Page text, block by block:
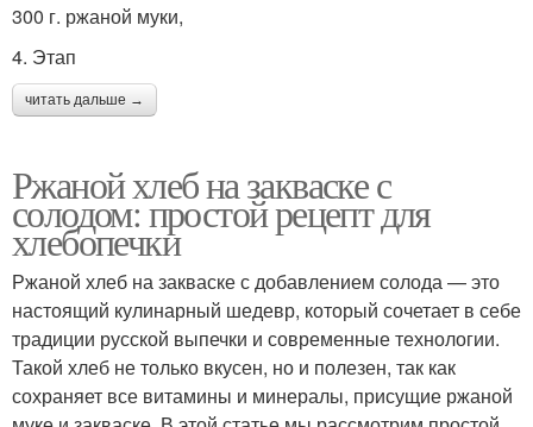
300 г. ржаной муки,
4. Этап
читать дальше →
Ржаной хлеб на закваске с
солодом: простой рецепт для
хлебопечки
Ржаной хлеб на закваске с добавлением солода — это
настоящий кулинарный шедевр, который сочетает в себе
традиции русской выпечки и современные технологии.
Такой хлеб не только вкусен, но и полезен, так как
сохраняет все витамины и минералы, присущие ржаной